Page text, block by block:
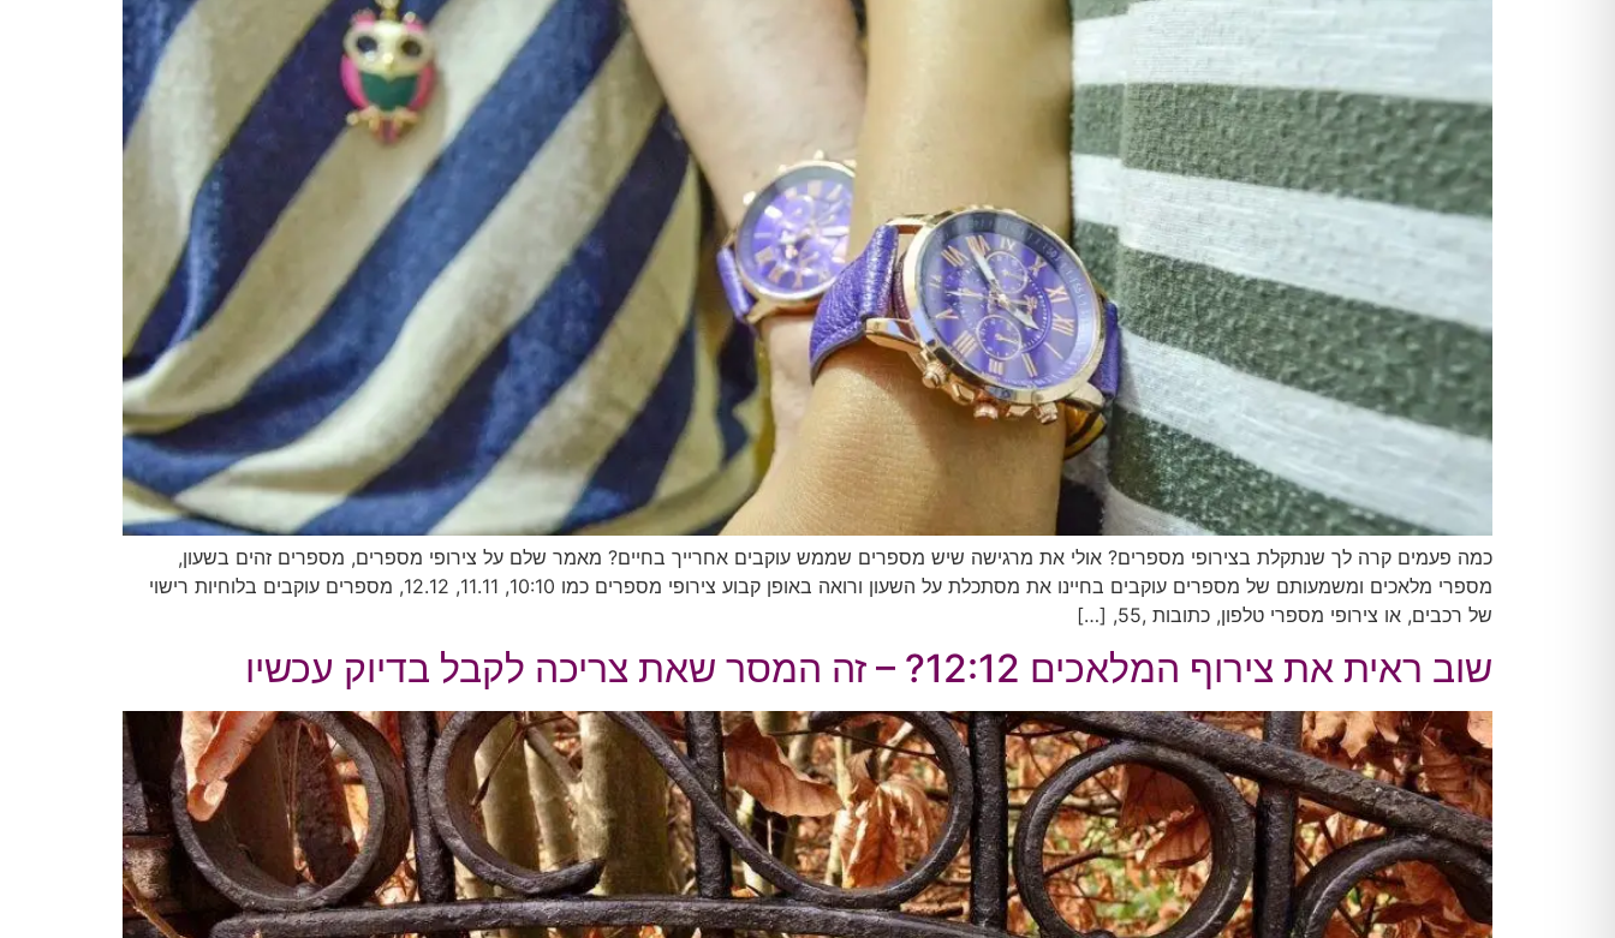
כמה פעמים קרה לך שנתקלת בצירופי מספרים? אולי את מרגישה שיש מספרים שממש עוקבים אחרייך בחיים? מאמר שלם על צירופי מספרים, מספרים זהים בשעון,
מספרי מלאכים ומשמעותם של מספרים עוקבים בחיינו את מסתכלת על השעון ורואה באופן קבוע צירופי מספרים כמו 10:10, 11.11, 12.12, מספרים עוקבים בלוחיות רישוי
של רכבים, או צירופי מספרי טלפון, כתובות ,55, […]
שוב ראית את צירוף המלאכים 12:12? – זה המסר שאת צריכה לקבל בדיוק עכשיו